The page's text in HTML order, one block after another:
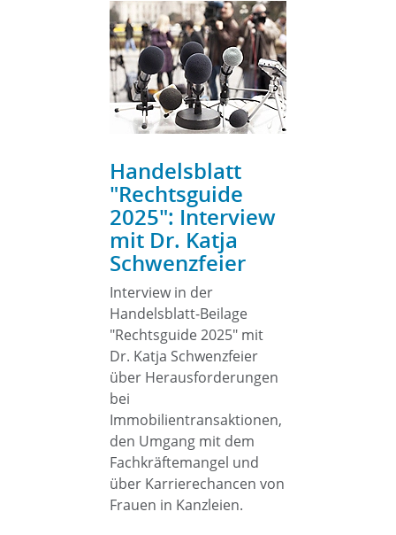
Handelsblatt
"Rechtsguide
2025": Interview
mit Dr. Katja
Schwenzfeier
Interview in der
Handelsblatt-Beilage
"Rechtsguide 2025" mit
Dr. Katja Schwenzfeier
über Herausforderungen
bei
Immobilientransaktionen,
den Umgang mit dem
Fachkräftemangel und
über Karrierechancen von
Frauen in Kanzleien.